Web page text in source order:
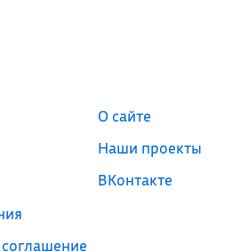
О сайте
Наши проекты
ВКонтакте